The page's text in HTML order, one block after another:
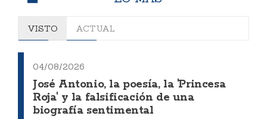
VISTO ACTUAL
04/08/2026
José Antonio, la poesía, la 'Princesa
Roja' y la falsificación de una
biografía sentimental